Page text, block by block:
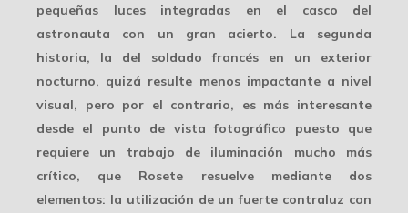
pequeñas luces integradas en el casco del
astronauta con un gran acierto. La segunda
historia, la del soldado francés en un exterior
nocturno, quizá resulte menos impactante a nivel
visual, pero por el contrario, es más interesante
desde el punto de vista fotográfico puesto que
requiere un trabajo de iluminación mucho más
crítico, que Rosete resuelve mediante dos
elementos: la utilización de unfuerte contraluz con